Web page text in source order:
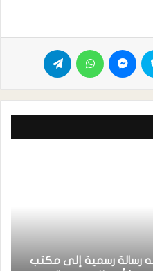
رسالة رسمية إلى مكتب